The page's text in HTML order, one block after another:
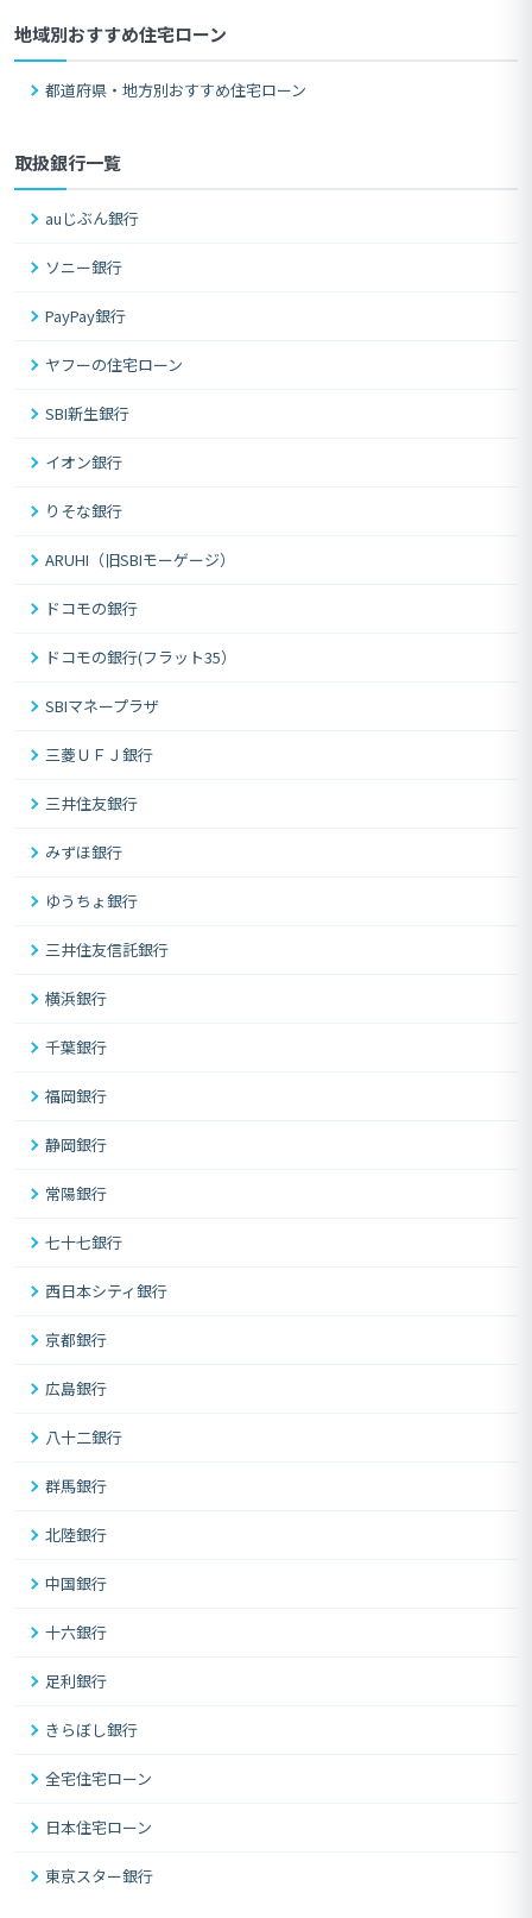
地域別おすすめ住宅ローン
都道府県・地方別おすすめ住宅ローン
取扱銀行一覧
auじぶん銀行
ソニー銀行
PayPay銀行
ヤフーの住宅ローン
SBI新生銀行
イオン銀行
りそな銀行
ARUHI（旧SBIモーゲージ）
ドコモの銀行
ドコモの銀行(フラット35）
SBIマネープラザ
三菱ＵＦＪ銀行
三井住友銀行
みずほ銀行
ゆうちょ銀行
三井住友信託銀行
横浜銀行
千葉銀行
福岡銀行
静岡銀行
常陽銀行
七十七銀行
西日本シティ銀行
京都銀行
広島銀行
八十二銀行
群馬銀行
北陸銀行
中国銀行
十六銀行
足利銀行
きらぼし銀行
全宅住宅ローン
日本住宅ローン
東京スター銀行